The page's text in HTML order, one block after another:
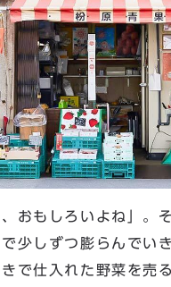
、おもしろいよね」。
少しずつ膨らんでい
で仕入れた野菜を売